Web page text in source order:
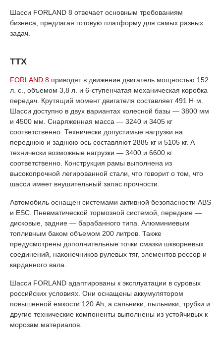
Шасси FORLAND 8 отвечает основным требованиям
бизнеса, предлагая готовую платформу для самых разных
задач.
ТТХ
FORLAND 8 приводят в движение двигатель мощностью 152
л. с., объемом 3,8 л. и 6-ступенчатая механическая коробка
передач. Крутящий момент двигателя составляет 491 Н·м.
Шасси доступно в двух вариантах колесной базы — 3800 мм
и 4500 мм. Снаряженная масса — 3240 и 3405 кг
соответственно. Технически допустимые нагрузки на
переднюю и заднюю ось составляют 2885 кг и 5105 кг. А
технически возможные нагрузки — 3400 и 6600 кг
соответственно. Конструкция рамы выполнена из
высокопрочной легированной стали, что говорит о том, что
шасси имеет внушительный запас прочности.
Автомобиль оснащен системами активной безопасности ABS
и ESC. Пневматической тормозной системой, передние —
дисковые, задние — барабанного типа. Алюминиевым
топливным баком объемом 200 литров. Также
предусмотрены дополнительные точки смазки шкворневых
соединений, наконечников рулевых тяг, элементов рессор и
карданного вала.
Шасси FORLAND адаптированы к эксплуатации в суровых
российских условиях. Они оснащены аккумулятором
повышенной емкости 120 Аh, а сальники, пыльники, трубки и
другие технические компоненты выполнены из устойчивых к
морозам материалов.